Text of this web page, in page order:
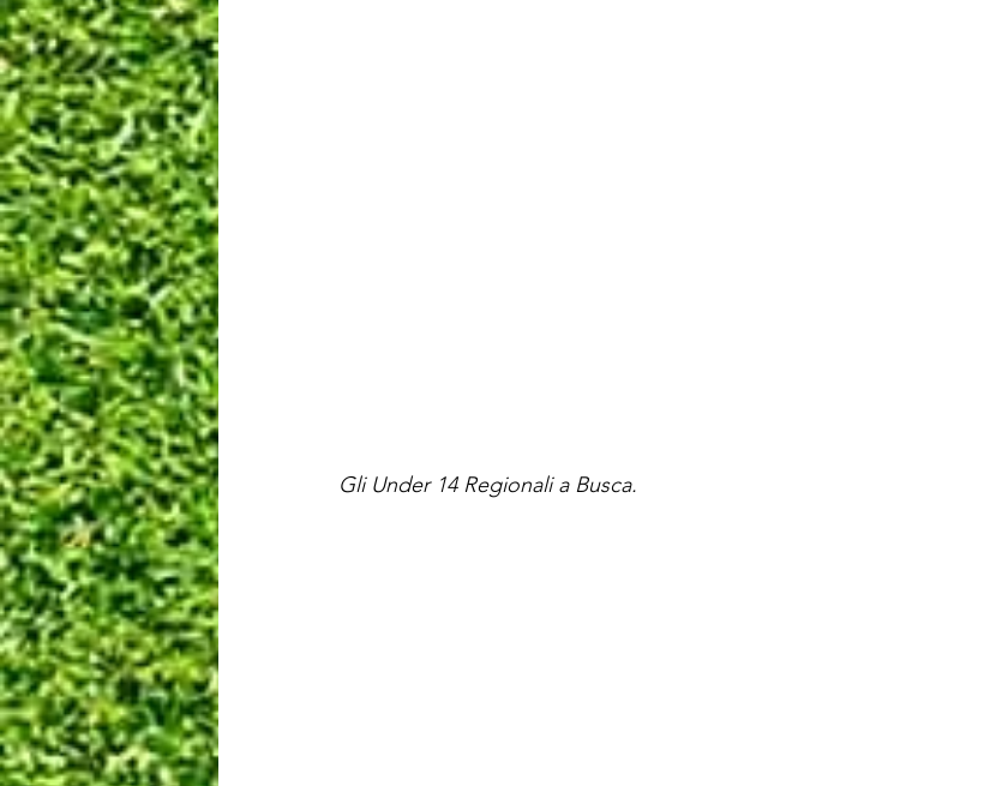
Gli Under 14 Regionali a Busca.